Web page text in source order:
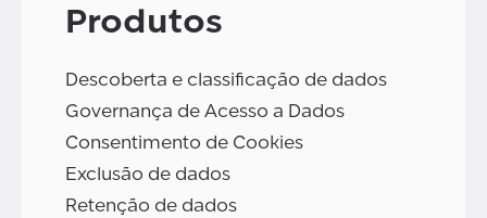
Produtos
Descoberta e classificação de dados
Governança de Acesso a Dados
Consentimento de Cookies
Exclusão de dados
Retenção de dados